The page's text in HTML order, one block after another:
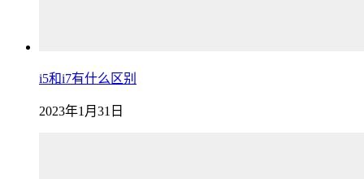
i5和i7有什么区别
2023年1月31日